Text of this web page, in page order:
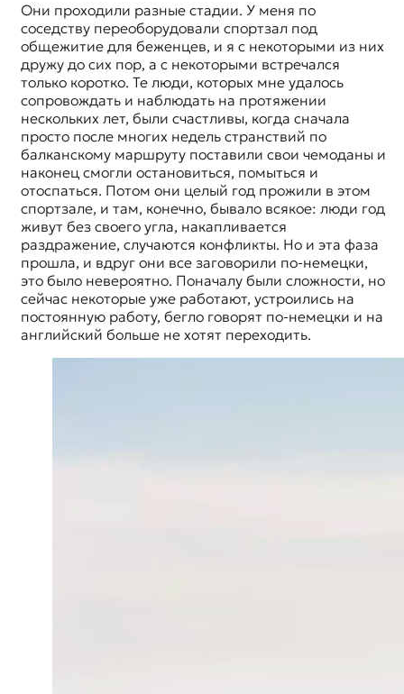
Они проходили разные стадии. У меня по
соседству переоборудовали спортзал под
общежитие для беженцев, и я с некоторыми из них
дружу до сих пор, а с некоторыми встречался
только коротко. Те люди, которых мне удалось
сопровождать и наблюдать на протяжении
нескольких лет, были счастливы, когда сначала
просто после многих недель странствий по
балканскому маршруту поставили свои чемоданы и
наконец смогли остановиться, помыться и
отоспаться. Потом они целый год прожили в этом
спортзале, и там, конечно, бывало всякое: люди год
живут без своего угла, накапливается
раздражение, случаются конфликты. Но и эта фаза
прошла, и вдруг они все заговорили по-немецки,
это было невероятно. Поначалу были сложности, но
сейчас некоторые уже работают, устроились на
постоянную работу, бегло говорят по-немецки и на
английский больше не хотят переходить.